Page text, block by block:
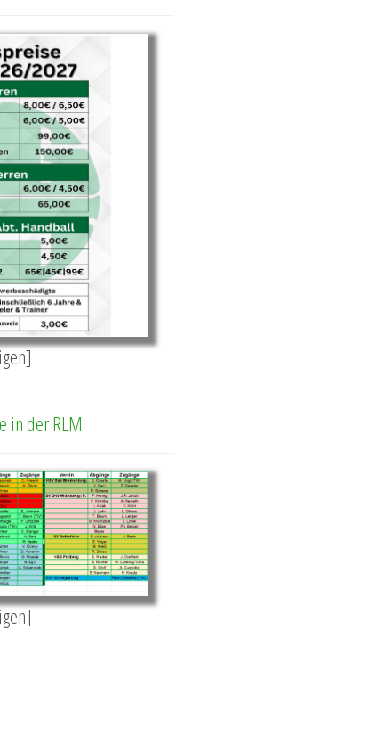
in der RLM